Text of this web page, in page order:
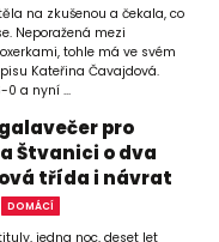
na zkušenou a čekala, co
Neporažená mezi
tohle má ve svém
Kateřina Čavajdová.
0 a nyní ...
pro
Štvanici o dva
třída i návrat
DOMÁCÍ
jedna noc, deset let